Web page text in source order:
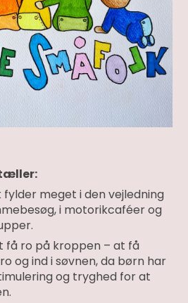
fylder meget i den vejledning
i motorikcaféer og
få ro på kroppen – at få
og ind i søvnen, da børn har
og tryghed for at